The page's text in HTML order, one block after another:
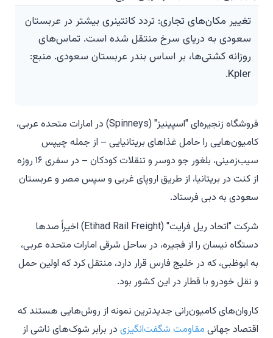
تغییر مکان‌های تجاری: تردد کانتینری بیشتر در عربستان
سعودی به دریای سرخ منتقل شده است. تماس‌های
روزانه کشتی‌ها، بر اساس بندر عربستان سعودی. منبع:
Kpler.
فروشگاه زنجیره‌ای "اسپینیز" (Spinneys) در امارات متحده عربی،
کامیون‌هایی را حامل غذاهای بریتانیایی – از جمله چیپس
سیب‌زمینی، بلغور جو دوسر و تنقلات کودکان – در سفری ۱۶ روزه
از کنت در بریتانیا، از طریق اروپای غربی و سپس مصر و عربستان
سعودی به دبی فرستاد.
شرکت "اتحاد ریل فرایت" (Etihad Rail Freight) اخیراً صدها
دستگاه نیسان را از فجیره، در ساحل شرقی امارات متحده عربی،
به ابوظبی، که در خلیج فارس قرار دارد، منتقل کرد که اولین حمل
و نقل خودرو با قطار در این کشور بود.
کاروان‌های کامیون‌رانی جدیدترین نمونه از روش‌هایی هستند که
اقتصاد جهانی مقاومت شگفت‌انگیزی در برابر شوک‌های ناشی از